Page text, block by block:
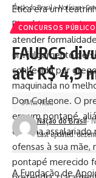
Ética era um
Plenário, montados
atender
um julgamento de
conhecida por
maquinada no
Don Corleone. O
era um pontapé,
canalha
ofensas à sua
pontapé merecido
Nação do Brasil>Notícias>
CONCURSOS
FAURGS
até R$ 4,9
Last updated:
Nação do Brasil-
3 Min Read
A Fundação de